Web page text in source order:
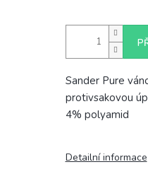
Sander Pure
protivsakovou
4% polyamid
Detailní informace